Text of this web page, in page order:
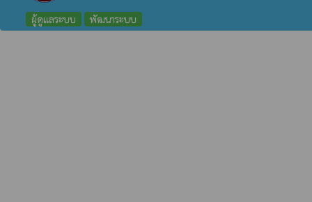
ผู้ดูแลระบบ พัฒนาระบบ